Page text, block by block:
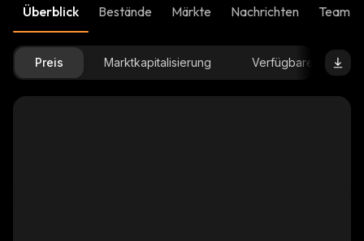
Überblick Bestände Märkte Nachrichten Team-
Preis Marktkapitalisierung Verfügbare Menge